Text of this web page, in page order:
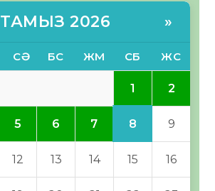
ТАМЫЗ 2026 »
СӘ БС ЖМ СБ ЖС
1 2
5 6 7 8 9
12 13 14 15 16